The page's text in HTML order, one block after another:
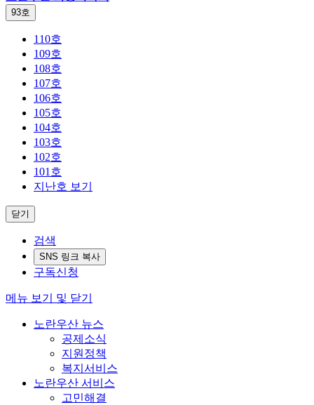
93호
110호
109호
108호
107호
106호
105호
104호
103호
102호
101호
지난호 보기
닫기
검색
SNS 링크 복사
구독신청
메뉴 보기 및 닫기
노란우산 뉴스
공제소식
지원정책
복지서비스
노란우산 서비스
고민해결